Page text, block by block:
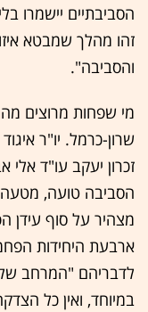
הסביבתיים יישמרו
זהו מהלך שמבטא
והסביבה".
מי שפחות מרוצים
שרון-כרמל. יו"ר
זכרון יעקב עו"ד
הסביבה טועה, מטעה
מצהיר על סוף
לדבריהם "המרחב
במיוחד, ואין כל